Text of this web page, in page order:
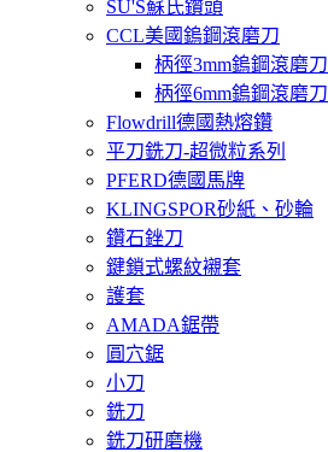
SU'S蘇氏鑽頭
CCL美國鎢鋼滾磨刀
柄徑3mm鎢鋼滾磨刀
柄徑6mm鎢鋼滾磨刀
Flowdrill德國熱熔鑽
平刀銑刀-超微粒系列
PFERD德國馬牌
KLINGSPOR砂紙、砂輪
鑽石銼刀
鍵鎖式螺紋襯套
護套
AMADA鋸帶
圓穴鋸
小刀
銑刀
銑刀研磨機